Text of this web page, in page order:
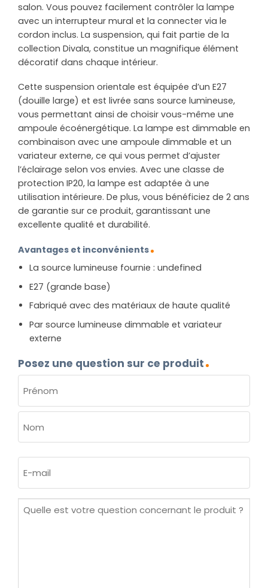
salon. Vous pouvez facilement contrôler la lampe
avec un interrupteur mural et la connecter via le
cordon inclus. La suspension, qui fait partie de la
collection Divala, constitue un magnifique élément
décoratif dans chaque intérieur.
Cette suspension orientale est équipée d’un E27
(douille large) et est livrée sans source lumineuse,
vous permettant ainsi de choisir vous-même une
ampoule écoénergétique. La lampe est dimmable en
combinaison avec une ampoule dimmable et un
variateur externe, ce qui vous permet d’ajuster
l’éclairage selon vos envies. Avec une classe de
protection IP20, la lampe est adaptée à une
utilisation intérieure. De plus, vous bénéficiez de 2 ans
de garantie sur ce produit, garantissant une
excellente qualité et durabilité.
Avantages et inconvénients
La source lumineuse fournie : undefined
E27 (grande base)
Fabriqué avec des matériaux de haute qualité
Par source lumineuse dimmable et variateur
externe
Posez une question sur ce produit
(NÉCESSAIRE)
Prénom
mail
Quelle